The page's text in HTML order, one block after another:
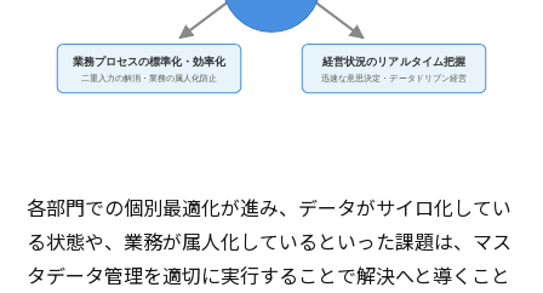
業務プロセスの標準化・効率化
二重入力の解消・業務の属人化防止
経営状況のリアルタイム把握
迅速な意思決定・データドリブン経営
各部門での個別最適化が進み、データがサイロ化してい
る状態や、業務が属人化しているといった課題は、マス
タデータ管理を適切に実行することで解決へと導くこと